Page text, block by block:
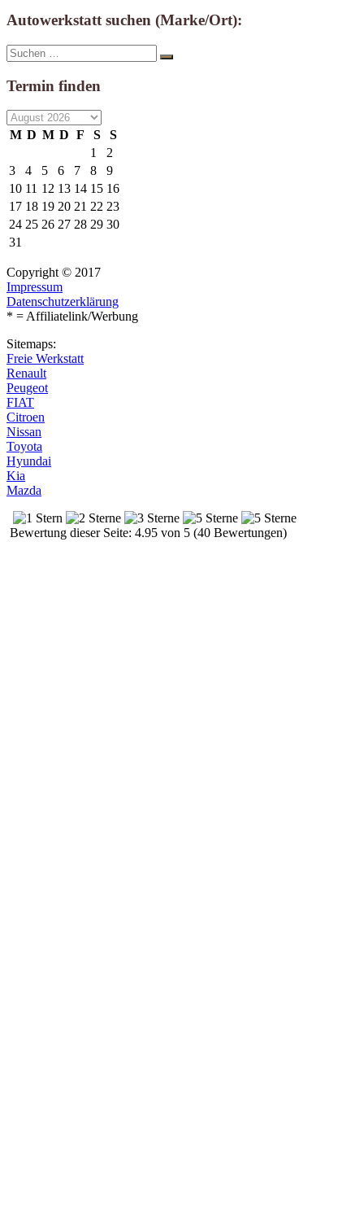
Autowerkstatt suchen (Marke/Ort):
Suche
nach:
Suchen
Termin finden
M D M D F S
S
1
2
3
4 5 6 7 8
9
10 11 12 13 14 15 16
17 18 19 20 21 22 23
24 25 26 27 28 29 30
31
Copyright © 2017
Impressum
Datenschutzerklärung
* = Affiliatelink/Werbung
Sitemaps:
Freie Werkstatt
Renault
Peugeot
FIAT
Citroen
Nissan
Toyota
Hyundai
Kia
Mazda
Bewertung dieser Seite: 4.95 von 5 (40 Bewertungen)